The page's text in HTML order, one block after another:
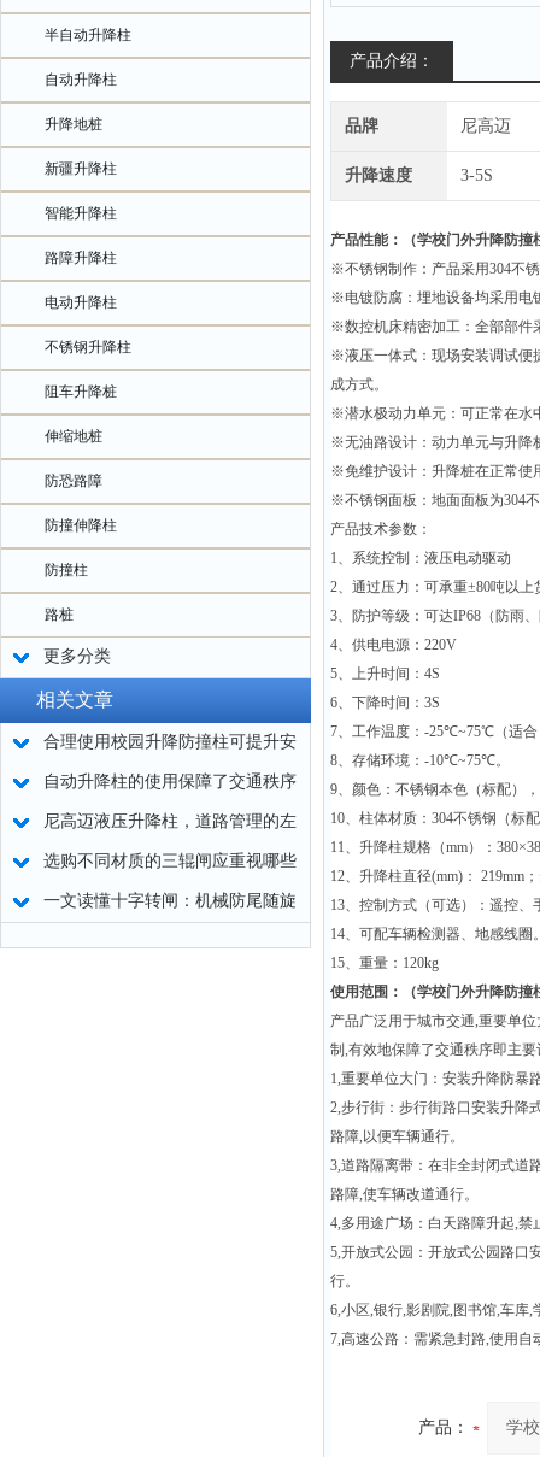
半自动升降柱
自动升降柱
升降地桩
新疆升降柱
智能升降柱
路障升降柱
电动升降柱
不锈钢升降柱
阻车升降桩
伸缩地桩
防恐路障
防撞伸降柱
防撞柱
路桩
更多分类
相关文章
合理使用校园升降防撞柱可提升安
全等级
自动升降柱的使用保障了交通秩序
和场所安全
尼高迈液压升降柱，道路管理的左
膀右臂
选购不同材质的三辊闸应重视哪些
因素
一文读懂十字转闸：机械防尾随旋
产品介绍：
品牌 尼高迈
升降速度 3-5S
产品性能：（学校门外升降防撞
※不锈钢制作：产品采用304不
※电镀防腐：埋地设备均采用电
※数控机床精密加工：全部部件
※液压一体式：现场安装调试便
成方式。
※潜水极动力单元：可正常在水
※无油路设计：动力单元与升降
※免维护设计：升降桩在正常使
※不锈钢面板：地面面板为304
产品技术参数：
1、系统控制：液压电动驱动
2、通过压力：可承重±80吨以上
3、防护等级：可达IP68 （防雨
4、供电电源： 220V
5、上升时间： 4S
6、下降时间： 3S
7、工作温度： -25℃~75℃ （适
8、存储环境： -10℃~75℃。
9、颜色：不锈钢本色（标配）
10、柱体材质： 304不锈钢（标
11、升降柱规格（mm）：
12、升降柱直径(mm) ： 219mm
13、控制方式（可选）：遥控
14、可配车辆检测器、地感线圈
15、重量： 120kg
使用范围：（学校门外升降防撞
产品广泛用于城市交通,重要单位
制 ,有效地保障了交通秩序即主
1,重要单位大门：安装升降防暴
2,步行街：步行街路口安装升降
路障, 以便车辆通行。
3,道路隔离带：在非全封闭式道
路障,使车辆改道通行。
4,多用途广场：白天路障升起,禁
5,开放式公园：开放式公园路口
行。
6,小区,银行,影剧院,图书馆,车库,
7,高速公路：需紧急封路,使用自
产品：